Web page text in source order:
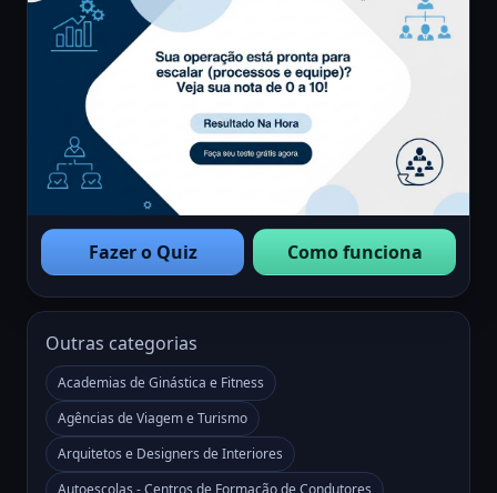
Fazer o Quiz Como funciona
Outras categorias
Academias de Ginástica e Fitness
Agências de Viagem e Turismo
Arquitetos e Designers de Interiores
Autoescolas - Centros de Formação de Condutores